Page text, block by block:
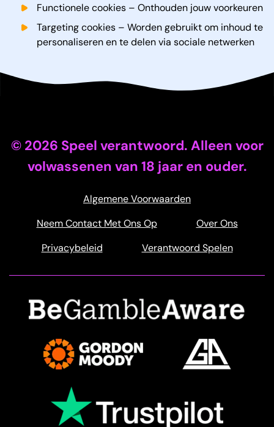
Functionele cookies – Onthouden jouw voorkeuren
Targeting cookies – Worden gebruikt om inhoud te
personaliseren en te delen via sociale netwerken
© 2026 Speel verantwoord. Alleen voor
volwassenen van 18 jaar en ouder.
Algemene Voorwaarden
Neem Contact Met Ons Op
Over Ons
Privacybeleid
Verantwoord Spelen